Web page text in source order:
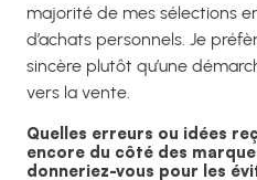
majorité de mes sélections
d’achats personnels. Je
sincère plutôt qu’une
vers la vente.
Quelles erreurs ou idées
encore du côté des
donneriez-vous pour les